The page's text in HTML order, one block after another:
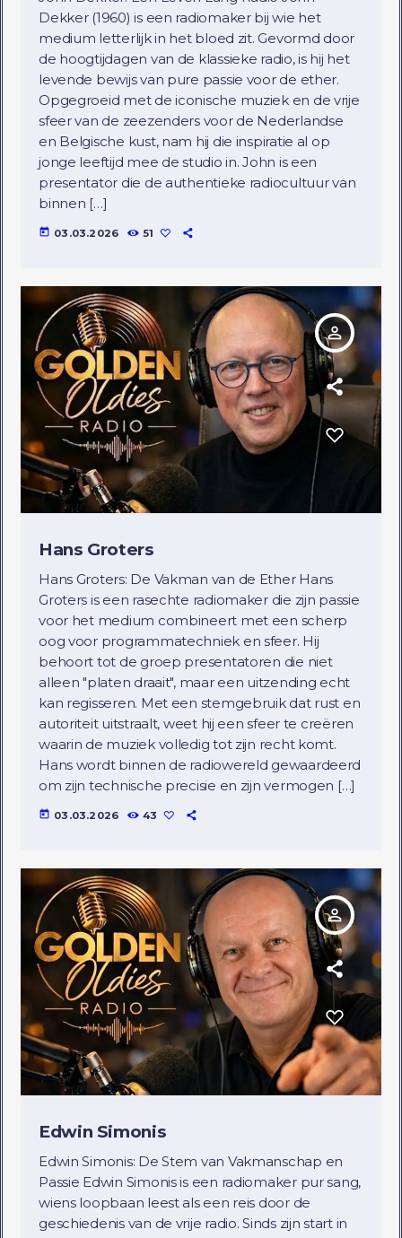
Dekker (1960) is een radiomaker bij wie het
medium letterlijk in het bloed zit. Gevormd door
de hoogtijdagen van de klassieke radio, is hij het
levende bewijs van pure passie voor de ether.
Opgegroeid met de iconische muziek en de vrije
sfeer van de zeezenders voor de Nederlandse
en Belgische kust, nam hij die inspiratie al op
jonge leeftijd mee de studio in. John is een
presentator die de authentieke radiocultuur van
binnen […]
today 03.03.2026 51
person_outline
Hans Groters
Hans Groters: De Vakman van de Ether Hans
Groters is een rasechte radiomaker die zijn passie
voor het medium combineert met een scherp
oog voor programmatechniek en sfeer. Hij
behoort tot de groep presentatoren die niet
alleen "platen draait", maar een uitzending echt
kan regisseren. Met een stemgebruik dat rust en
autoriteit uitstraalt, weet hij een sfeer te creëren
waarin de muziek volledig tot zijn recht komt.
Hans wordt binnen de radiowereld gewaardeerd
om zijn technische precisie en zijn vermogen […]
today 03.03.2026 43
person_outline
Edwin Simonis
Edwin Simonis: De Stem van Vakmanschap en
Passie Edwin Simonis is een radiomaker pur sang,
wiens loopbaan leest als een reis door de
geschiedenis van de vrije radio. Sinds zijn start in